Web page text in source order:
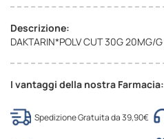
Descrizione:
DAKTARIN*POLV CUT 30G 20MG/G
I vantaggi della nostra Farmacia:
Spedizione Gratuita da 39,90€